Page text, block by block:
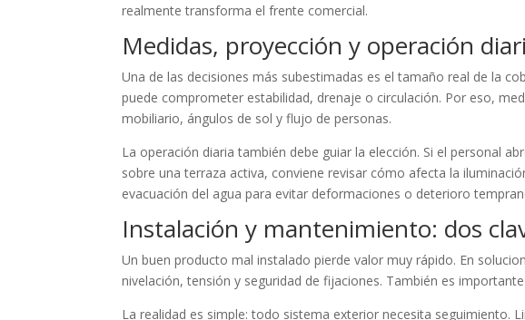
realmente transforma el frente comercial.
Medidas, proyección y operación
Una de las decisiones más subestimadas es el tamaño real de la
puede comprometer estabilidad, drenaje o circulación. Por eso,
mobiliario, ángulos de sol y flujo de personas.
La operación diaria también debe guiar la elección. Si el personal
sobre una terraza activa, conviene revisar cómo afecta la
evacuación del agua para evitar deformaciones o deterioro
Instalación y mantenimiento: dos
Un buen producto mal instalado pierde valor muy rápido. En
nivelación, tensión y seguridad de fijaciones. También es
La realidad es simple: todo sistema exterior necesita seguimiento.